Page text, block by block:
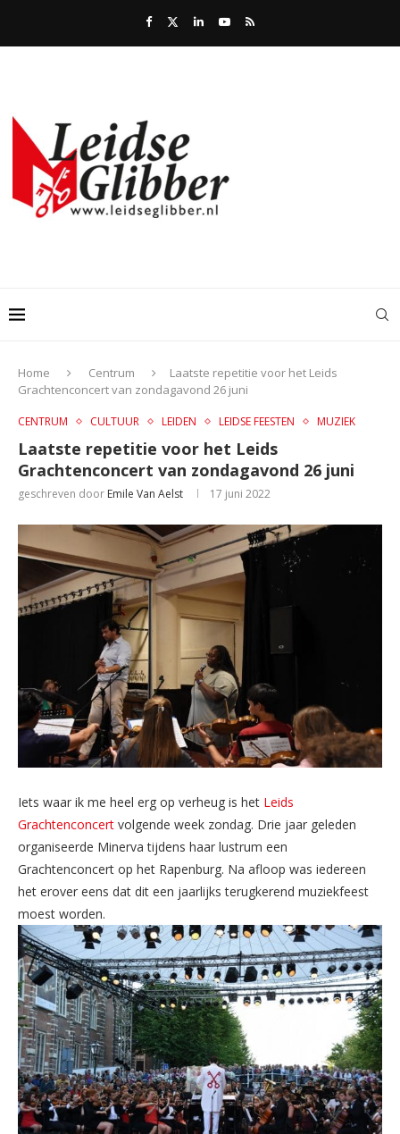
Home Centrum
Laatste repetitie voor het Leids
Grachtenconcert van zondagavond 26 juni
CENTRUM CULTUUR LEIDEN LEIDSE FEESTEN MUZIEK
Laatste repetitie voor het Leids
Grachtenconcert van zondagavond 26 juni
geschreven door Emile Van Aelst 17 juni 2022
Iets waar ik me heel erg op verheug is het Leids
Grachtenconcert volgende week zondag. Drie jaar geleden
organiseerde Minerva tijdens haar lustrum een
Grachtenconcert op het Rapenburg. Na afloop was iedereen
het erover eens dat dit een jaarlijks terugkerend muziekfeest
moest worden.